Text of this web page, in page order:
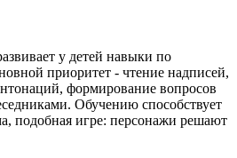
у детей навыки по
приоритет - чтение надписей,
формирование вопросов
Обучению способствует
подобная игре: персонажи решают